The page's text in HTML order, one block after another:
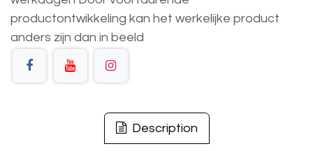
productontwikkeling kan het werkelijke product
anders zijn dan in beeld
Description